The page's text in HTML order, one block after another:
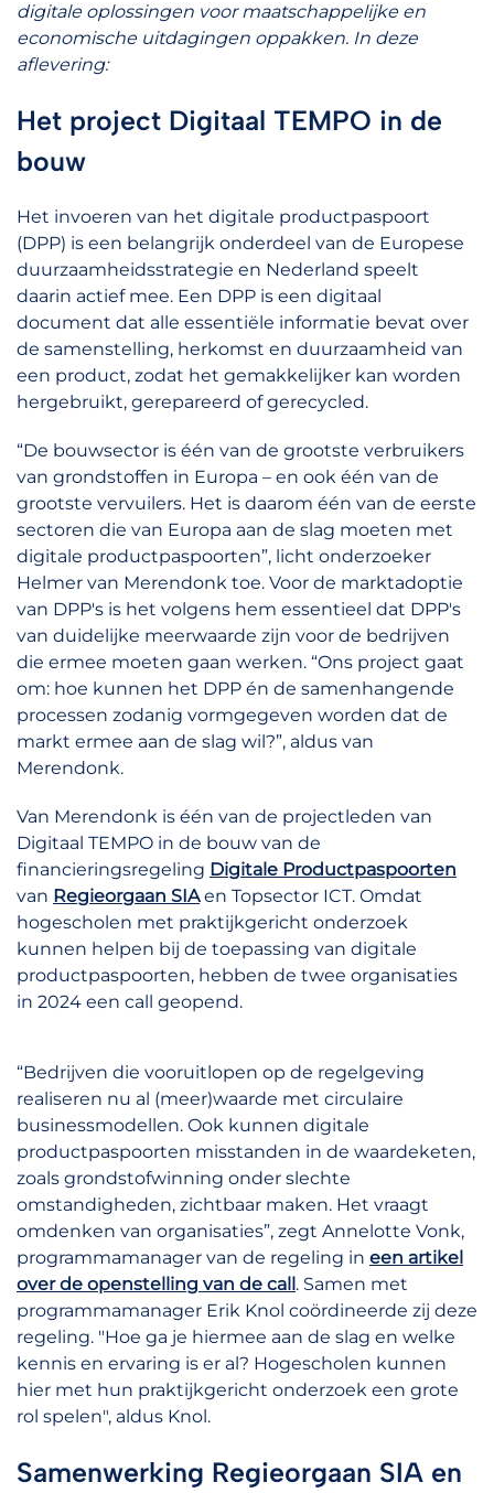
digitale oplossingen voor maatschappelijke en
economische uitdagingen oppakken. In deze
aflevering:
Het project Digitaal TEMPO in de
bouw
Het invoeren van het digitale productpaspoort
(DPP) is een belangrijk onderdeel van de Europese
duurzaamheidsstrategie en Nederland speelt
daarin actief mee. Een DPP is een digitaal
document dat alle essentiële informatie bevat over
de samenstelling, herkomst en duurzaamheid van
een product, zodat het gemakkelijker kan worden
hergebruikt, gerepareerd of gerecycled.
“De bouwsector is één van de grootste verbruikers
van grondstoffen in Europa – en ook één van de
grootste vervuilers. Het is daarom één van de eerste
sectoren die van Europa aan de slag moeten met
digitale productpaspoorten”, licht onderzoeker
Helmer van Merendonk toe. Voor de marktadoptie
van DPP's is het volgens hem essentieel dat DPP's
van duidelijke meerwaarde zijn voor de bedrijven
die ermee moeten gaan werken. “Ons project gaat
om: hoe kunnen het DPP én de samenhangende
processen zodanig vormgegeven worden dat de
markt ermee aan de slag wil?”, aldus van
Merendonk.
Van Merendonk is één van de projectleden van
Digitaal TEMPO in de bouw van de
financieringsregeling Digitale Productpaspoorten
van Regieorgaan SIAen Topsector ICT. Omdat
hogescholen met praktijkgericht onderzoek
kunnen helpen bij de toepassing van digitale
productpaspoorten, hebben de twee organisaties
in 2024 een call geopend.
“Bedrijven die vooruitlopen op de regelgeving
realiseren nu al (meer)waarde met circulaire
businessmodellen. Ook kunnen digitale
productpaspoorten misstanden in de waardeketen,
zoals grondstofwinning onder slechte
omstandigheden, zichtbaar maken. Het vraagt
omdenken van organisaties”, zegt Annelotte Vonk,
programmamanager van de regeling in een artikel
over de openstelling van de call. Samen met
programmamanager Erik Knol coördineerde zij deze
regeling. "Hoe ga je hiermee aan de slag en welke
kennis en ervaring is er al? Hogescholen kunnen
hier met hun praktijkgericht onderzoek een grote
rol spelen", aldus Knol.
Samenwerking Regieorgaan SIA en